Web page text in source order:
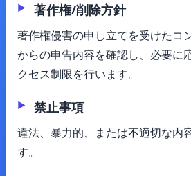
著作権/削除方針
著作権侵害の申し立てを受けたコ
からの申告内容を確認し、必要に
クセス制限を行います。
禁止事項
違法、暴力的、または不適切な内
す。